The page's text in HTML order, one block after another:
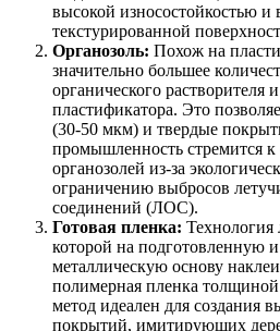
высокой износостойкостью и
текстурированной
Органозоль: Похож на
значительно большее
органического
пластификатора. Это
(30-50 мкм) и твердые
промышленность стремится
органозолей из-за
ограничению выбросов
соединений (ЛОС).
Готовая пленка:
которой на подготовленную
металлическую основу
полимерная пленка
метод идеален для создания
покрытий, имитирующих